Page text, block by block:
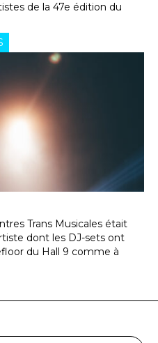
de la 47e édition du
Trans Musicales était
dont les DJ-sets ont
du Hall 9 comme à